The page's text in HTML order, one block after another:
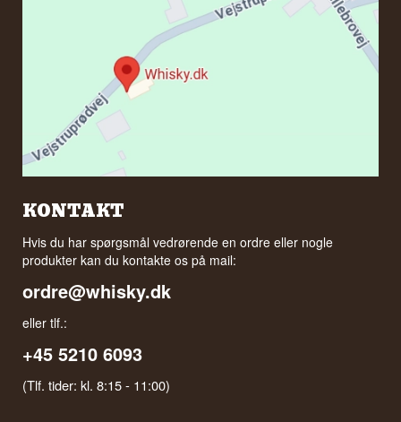
KONTAKT
Hvis du har spørgsmål vedrørende en ordre eller nogle
produkter kan du kontakte os på mail:
ordre@whisky.dk
eller tlf.:
+45 5210 6093
(Tlf. tider: kl. 8:15 - 11:00)